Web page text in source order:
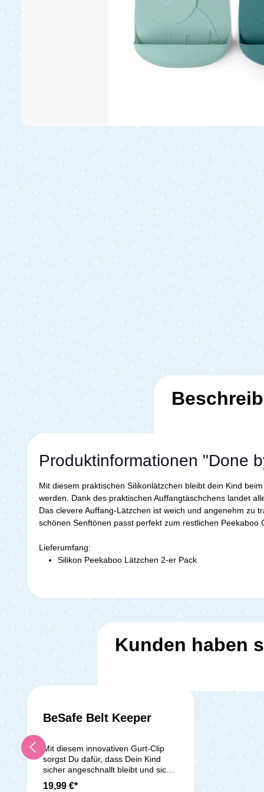
Produktinformationen "Done
Mit diesem praktischen Silikonlätzchen bleibt dein Kind
werden. Dank des praktischen Auffangtäschchens landet
Das clevere Auffang-Lätzchen ist weich und angenehm zu
schönen Senftönen passt perfekt zum restlichen
Lieferumfang:
Silikon Peekaboo Lätzchen 2-er Pack
Kunden haben
BeSafe Belt Keeper
Mit diesem innovativen Gurt-Clip
sorgst Du dafür, dass Dein Kind
sicher angeschnallt bleibt und sich
nicht selbstständig aus dem
19,99 €*